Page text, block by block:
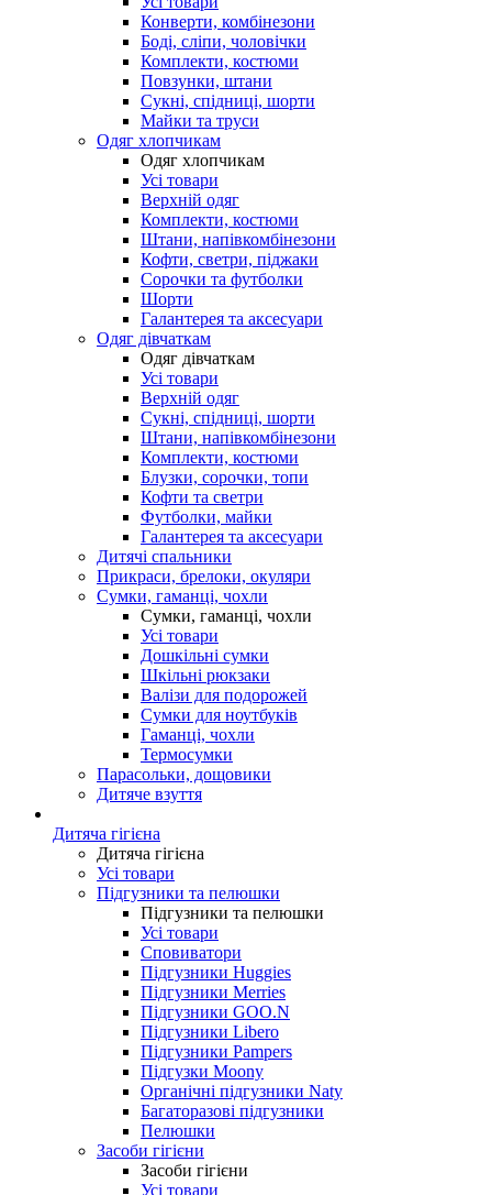
Конверти, комбінезони
Боді, сліпи, чоловічки
Комплекти, костюми
Повзунки, штани
Сукні, спідниці, шорти
Майки та труси
Одяг хлопчикам
Одяг хлопчикам
Усі товари
Верхній одяг
Комплекти, костюми
Штани, напівкомбінезони
Кофти, светри, піджаки
Сорочки та футболки
Шорти
Галантерея та аксесуари
Одяг дівчаткам
Одяг дівчаткам
Усі товари
Верхній одяг
Сукні, спідниці, шорти
Штани, напівкомбінезони
Комплекти, костюми
Блузки, сорочки, топи
Кофти та светри
Футболки, майки
Галантерея та аксесуари
Дитячі спальники
Прикраси, брелоки, окуляри
Сумки, гаманці, чохли
Сумки, гаманці, чохли
Усі товари
Дошкільні сумки
Шкільні рюкзаки
Валізи для подорожей
Сумки для ноутбуків
Гаманці, чохли
Термосумки
Парасольки, дощовики
Дитяче взуття
Дитяча гігієна
Дитяча гігієна
Усі товари
Підгузники та пелюшки
Підгузники та пелюшки
Усі товари
Сповиватори
Підгузники Huggies
Підгузники Merries
Підгузники GOO.N
Підгузники Libero
Підгузники Pampers
Підгузки Moony
Органічні підгузники Naty
Багаторазові підгузники
Пелюшки
Засоби гігієни
Засоби гігієни
Усі товари